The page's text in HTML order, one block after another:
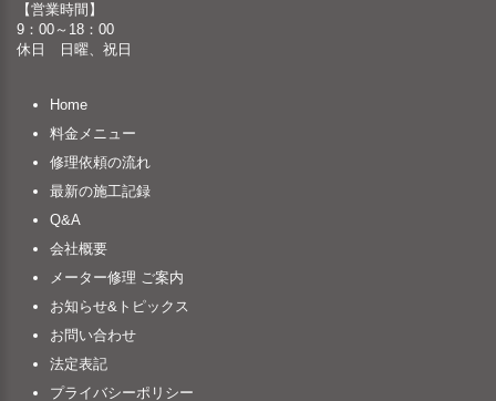
【営業時間】
9：00～18：00
休日 日曜、祝日
Home
料金メニュー
修理依頼の流れ
最新の施工記録
Q&A
会社概要
メーター修理 ご案内
お知らせ&トピックス
お問い合わせ
法定表記
プライバシーポリシー